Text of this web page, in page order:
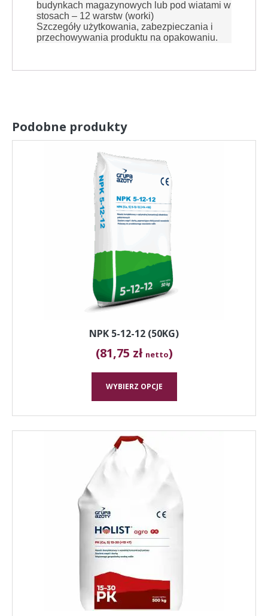
budynkach magazynowych lub pod wiatami w
stosach – 12 warstw (worki)
Szczegóły użytkowania, zabezpieczania i
przechowywania produktu na opakowaniu.
Podobne produkty
NPK 5-12-12 (50KG)
(81,75 zł netto)
WYBIERZ OPCJE
produkt
wariantów.
Opcje
można
na
stronie
produktu